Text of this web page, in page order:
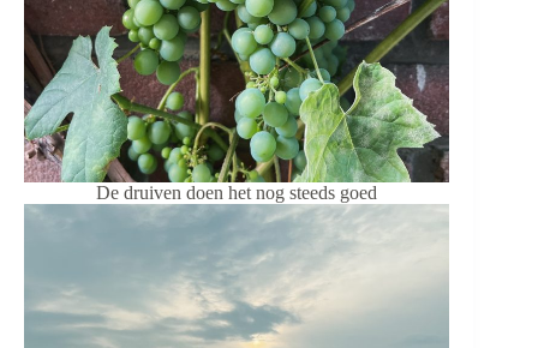
De druiven doen het nog steeds goed